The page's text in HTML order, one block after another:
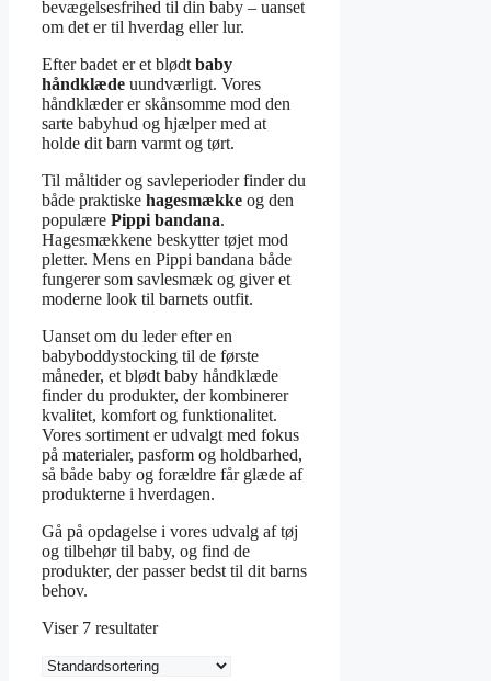
bevægelsesfrihed til din baby – uanset
om det er til hverdag eller lur.
Efter badet er et blødtbaby
håndklæde uundværligt. Vores
håndklæder er skånsomme mod den
sarte babyhud og hjælper med at
holde dit barn varmt og tørt.
Til måltider og savleperioder finder du
både praktiske hagesmække og den
populære Pippi bandana.
Hagesmækkene beskytter tøjet mod
pletter. Mens en Pippi bandana både
fungerer som savlesmæk og giver et
moderne look til barnets outfit.
Uanset om du leder efter en
babyboddystocking til de første
måneder, et blødt baby håndklæde
finder du produkter, der kombinerer
kvalitet, komfort og funktionalitet.
Vores sortiment er udvalgt med fokus
på materialer, pasform og holdbarhed,
så både baby og forældre får glæde af
produkterne i hverdagen.
Gå på opdagelse i vores udvalg af tøj
og tilbehør til baby, og find de
produkter, der passer bedst til dit barns
behov.
Viser 7 resultater